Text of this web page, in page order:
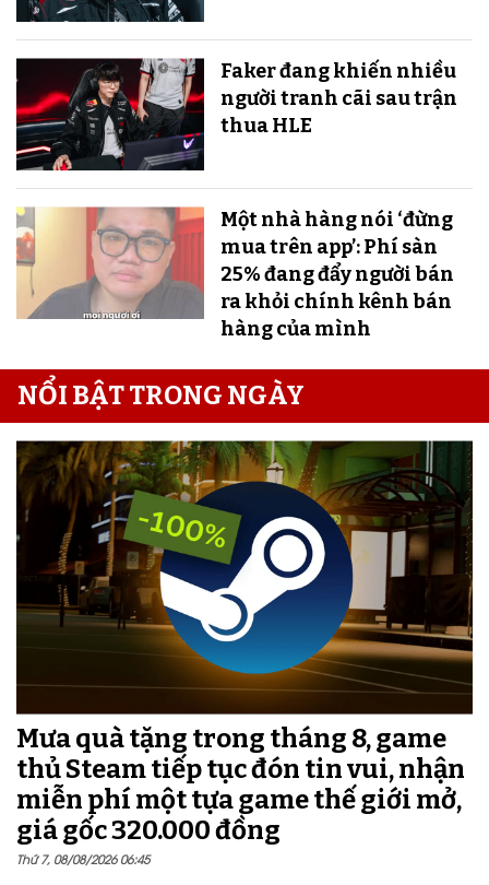
Faker đang khiến nhiều
người tranh cãi sau trận
thua HLE
Một nhà hàng nói ‘đừng
mua trên app’: Phí sàn
25% đang đẩy người bán
ra khỏi chính kênh bán
hàng của mình
NỔI BẬT TRONG NGÀY
Mưa quà tặng trong tháng 8, game
thủ Steam tiếp tục đón tin vui, nhận
miễn phí một tựa game thế giới mở,
giá gốc 320.000 đồng
Thứ 7, 08/08/2026 06:45